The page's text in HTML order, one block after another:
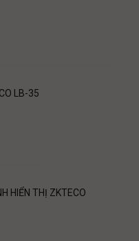
LB-35
HIỂN THỊ ZKTECO